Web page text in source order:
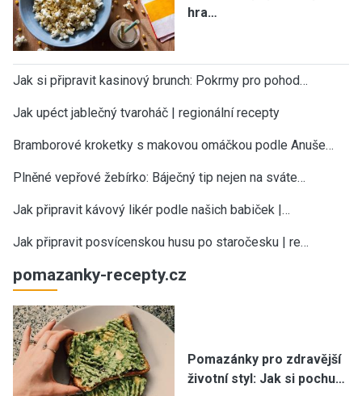
hra…
Jak si připravit kasinový brunch: Pokrmy pro pohod…
Jak upéct jablečný tvaroháč | regionální recepty
Bramborové kroketky s makovou omáčkou podle Anuše…
Plněné vepřové žebírko: Báječný tip nejen na sváte…
Jak připravit kávový likér podle našich babiček |…
Jak připravit posvícenskou husu po staročesku | re…
pomazanky-recepty.cz
Pomazánky pro zdravější
životní styl: Jak si pochu…